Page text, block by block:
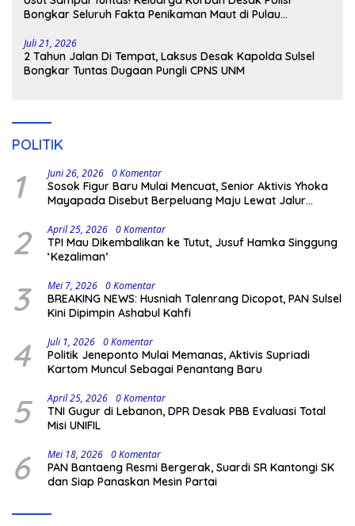
Bongkar Seluruh Fakta Penikaman Maut di Pulau
Juli 21, 2026
2 Tahun Jalan Di Tempat, Laksus Desak Kapolda Sulsel
Bongkar Tuntas Dugaan Pungli CPNS UNM
POLITIK
1 Juni 26, 2026 0 Komentar
Sosok Figur Baru Mulai Mencuat, Senior Aktivis Yhoka
Mayapada Disebut Berpeluang Maju Lewat Jalur
2 April 25, 2026 0 Komentar
TPI Mau Dikembalikan ke Tutut, Jusuf Hamka Singgung
‘Kezaliman’
3 Mei 7, 2026 0 Komentar
BREAKING NEWS: Husniah Talenrang Dicopot, PAN Sulsel
Kini Dipimpin Ashabul Kahfi
4 Juli 1, 2026 0 Komentar
Politik Jeneponto Mulai Memanas, Aktivis Supriadi
Kartom Muncul Sebagai Penantang Baru
5 April 25, 2026 0 Komentar
TNI Gugur di Lebanon, DPR Desak PBB Evaluasi Total
Misi UNIFIL
6 Mei 18, 2026 0 Komentar
PAN Bantaeng Resmi Bergerak, Suardi SR Kantongi SK
dan Siap Panaskan Mesin Partai